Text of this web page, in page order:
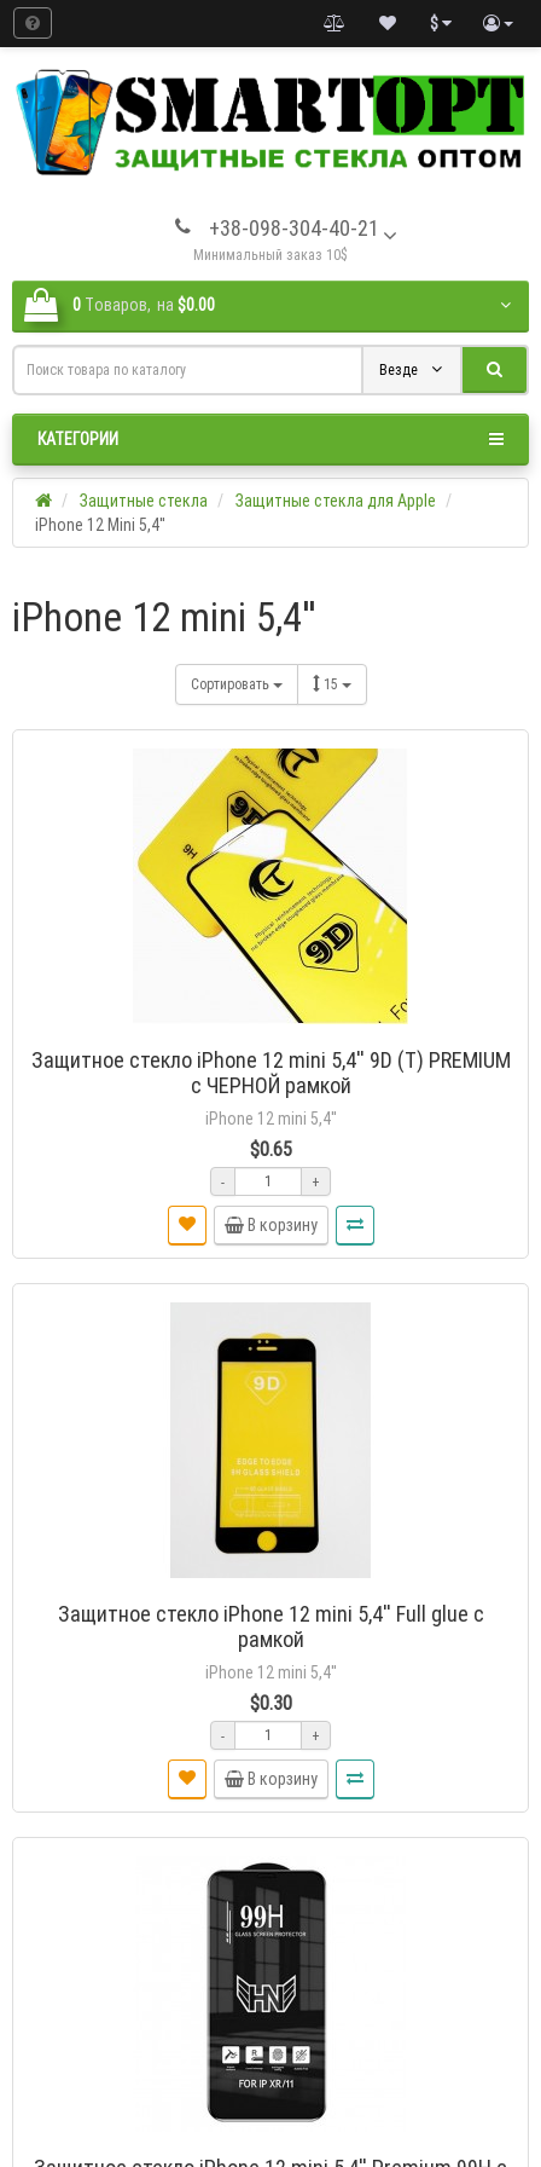
$
+38-098-304-40-21
Минимальный заказ 10$
0 Tоваров, на $0.00
Везде
КАТЕГОРИИ
Защитные стекла
Защитные стекла для Apple
iPhone 12 Mini 5,4''
iPhone 12 mini 5,4''
Сортировать 15
Защитное стекло iPhone 12 mini 5,4'' 9D (T) PREMIUM
с ЧЕРНОЙ рамкой
iPhone 12 mini 5,4''
$0.65
- +
В корзину
Защитное стекло iPhone 12 mini 5,4'' Full glue с
рамкой
iPhone 12 mini 5,4''
$0.30
- +
В корзину